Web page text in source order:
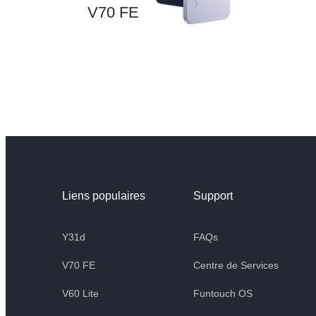
V70 FE
Liens populaires
Y31d
V70 FE
V60 Lite
Support
FAQs
Centre de Services
Funtouch OS